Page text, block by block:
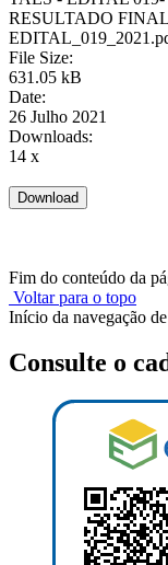
RESULTADO
File Size:
631.05 kB
Date:
26 Julho 2021
Downloads:
14 x
Fim do conteúdo da
Voltar para o topo
Início da navegação
Consulte o